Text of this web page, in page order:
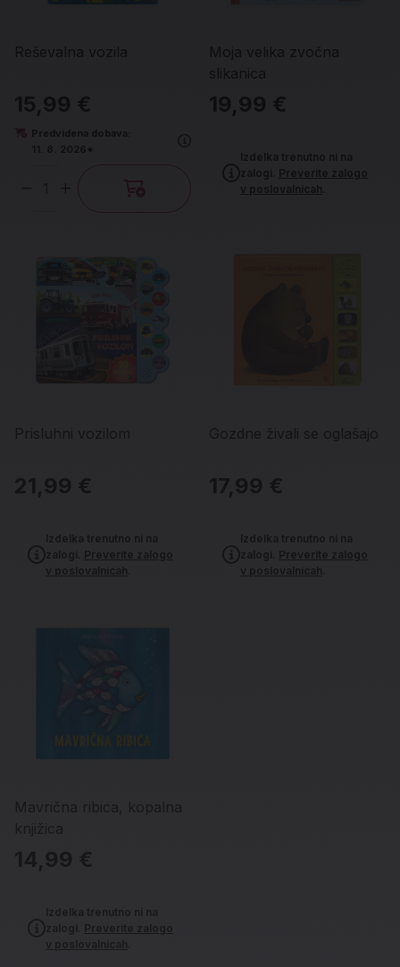
Reševalna vozila
15,99 €
Predvidena dobava:
11. 8. 2026*
Količina
Moja velika zvočna
slikanica
19,99 €
Izdelka trenutno ni na
zalogi.
Preverite zalogo
v poslovalnicah
Prisluhni vozilom
21,99 €
Izdelka trenutno ni na
zalogi. Preverite zalogo
v poslovalnicah
Gozdne živali se oglašajo
17,99 €
Izdelka trenutno ni na
zalogi. Preverite zalogo
v poslovalnicah
Mavrična ribica, kopalna
knjižica
14,99 €
Izdelka trenutno ni na
zalogi. Preverite zalogo
v poslovalnicah